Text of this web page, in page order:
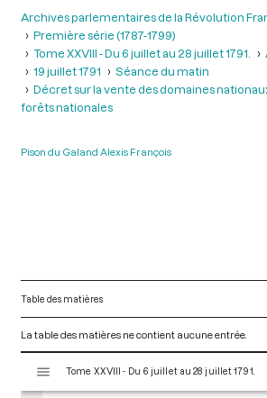
Archives parlementaires de la Révolution
Première série (1787-1799)
Tome XXVIII - Du 6 juillet au 28 juillet 1791.
19 juillet 1791
Séance du matin
Décret sur la vente des domaines
forêts nationales
Pison du Galand Alexis François
Table des matières
La table des matières ne contient aucune entrée.
s
Tome XXVIII - Du 6 juillet au 28 juillet 1791.